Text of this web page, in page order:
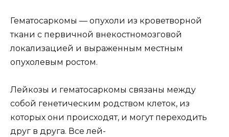
Гематосаркомы — опухоли из кроветворной
ткани с первичной внекостномозговой
локализацией и выраженным местным
опухолевым ростом.
Лейкозы и гематосаркомы связаны между
собой генетическим родством клеток, из
которых они происходят, и могут переходить
друг в друга. Все лей-